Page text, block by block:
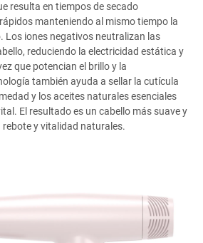
resulta en tiempos de secado
manteniendo al mismo tiempo la
Los iones negativos neutralizan las
reduciendo la electricidad estática y
que potencian el brillo y la
también ayuda a sellar la cutícula
y los aceites naturales esenciales
El resultado es un cabello más suave y
rebote y vitalidad naturales.